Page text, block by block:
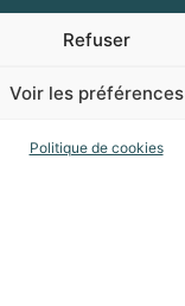
Refuser
Voir les préférences
Politique de cookies